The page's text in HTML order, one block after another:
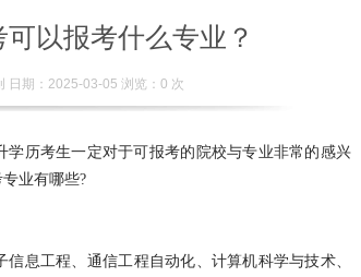
以报考什么专业？
日期：2025-03-05 浏览： 0 次
学历考生一定对于可报考的院校与专业非常的感兴
业有哪些?
息工程、通信工程自动化、计算机科学与技术、